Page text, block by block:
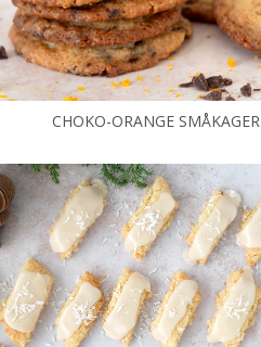
CHOKO-ORANGE SMÅKAGER